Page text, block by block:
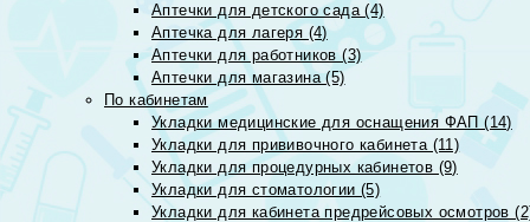
Аптечки для детского сада (4)
Аптечка для лагеря (4)
Аптечки для работников (3)
Аптечки для магазина (5)
По кабинетам
Укладки медицинские для оснащения ФАП (14)
Укладки для прививочного кабинета (11)
Укладки для процедурных кабинетов (9)
Укладки для стоматологии (5)
Укладки для кабинета предрейсовых осмотров